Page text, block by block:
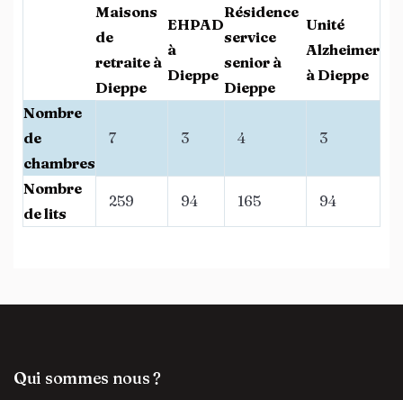
Maisons
de
retraite à
Dieppe
EHPAD
à
Dieppe
Résidence
service
senior à
Dieppe
Unité
Alzheimer
à Dieppe
Nombre
de
chambres
7 3 4 3
Nombre
de lits
259 94 165 94
Qui sommes nous ?